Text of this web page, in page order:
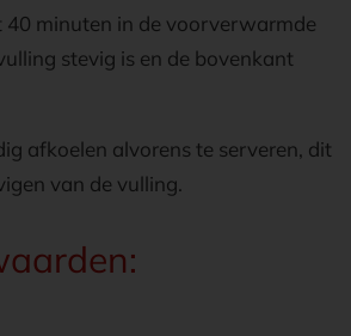
40 minuten in de voorverwarmde
stevig is en de bovenkant
afkoelen alvorens te serveren, dit
van de vulling.